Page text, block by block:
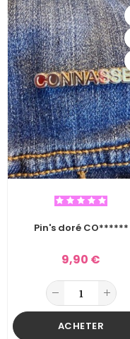
Pin's doré CO******
9,90 €
ACHETER